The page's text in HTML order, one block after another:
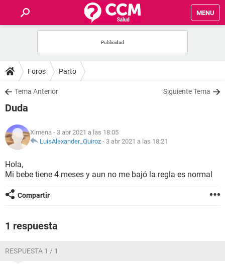
MENU
FOROS
SALUD
NUTRICIÓN
BIENESTAR
SEXUALIDAD
Foros Parto
Tema Anterior Siguiente Tema
Duda
Ximena - 3 abr 2021 a las 18:05
LuisAlexander_Quiroz - 3 abr 2021 a las 18:21
Hola,
Mi bebe tiene 4 meses y aun no me bajó la regla es normal
Compartir
1 respuesta
RESPUESTA 1 / 1